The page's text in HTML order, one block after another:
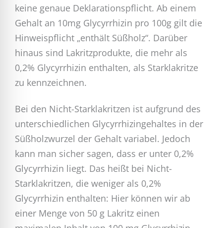
keine genaue Deklarationspflicht. Ab einem
Gehalt an 10mg Glycyrrhizin pro 100g gilt die
Hinweispflicht „enthält Süßholz“. Darüber
hinaus sind Lakritzprodukte, die mehr als
0,2% Glycyrrhizin enthalten, als Starklakritze
zu kennzeichnen.
Bei den Nicht-Starklakritzen ist aufgrund des
unterschiedlichen Glycyrrhizingehaltes in der
Süßholzwurzel der Gehalt variabel. Jedoch
kann man sicher sagen, dass er unter 0,2%
Glycyrrhizin liegt. Das heißt bei Nicht-
Starklakritzen, die weniger als 0,2%
Glycyrrhizin enthalten: Hier können wir ab
einer Menge von 50 g Lakritz einen